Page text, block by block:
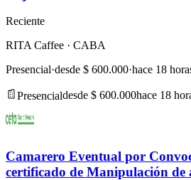
Reciente
RITA Caffee · CABA
Presencial·desde $ 600.000·hace 18
Presencialdesde $ 600.000hace 18
Camarero Eventual por
certificado de Manipulación de